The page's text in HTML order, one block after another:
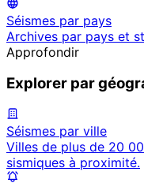
Séismes par pays
Archives par pays et
Approfondir
Explorer par
Séismes par ville
Villes de plus de 20
sismiques à proximité.